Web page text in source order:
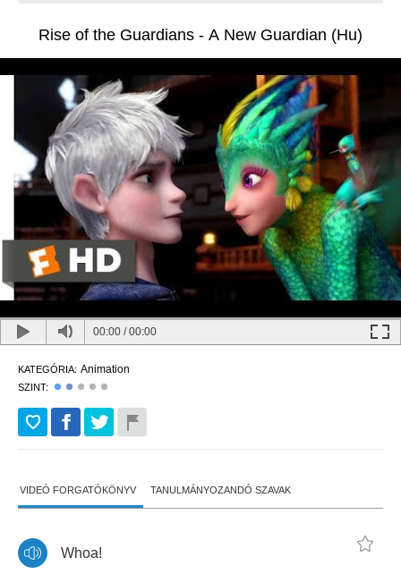
Rise of the Guardians - A New Guardian (Hu)
00:00 /00:00
KATEGÓRIA: Animation
SZINT:
VIDEÓ FORGATÓKÖNYV TANULMÁNYOZANDÓ SZAVAK
Whoa!